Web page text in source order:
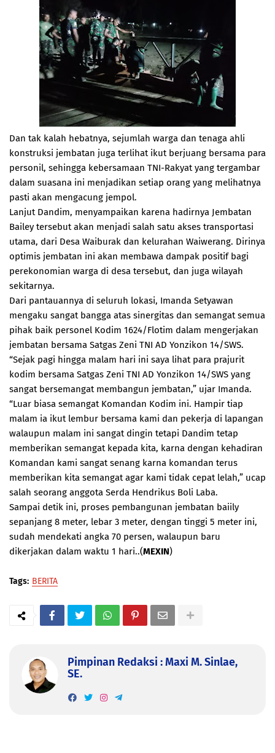
Dan tak kalah hebatnya, sejumlah warga dan tenaga ahli
konstruksi jembatan juga terlihat ikut berjuang bersama para
personil, sehingga kebersamaan TNI-Rakyat yang tergambar
dalam suasana ini menjadikan setiap orang yang melihatnya
pasti akan mengacung jempol.
Lanjut Dandim, menyampaikan karena hadirnya Jembatan
Bailey tersebut akan menjadi salah satu akses transportasi
utama, dari Desa Waiburak dan kelurahan Waiwerang. Dirinya
optimis jembatan ini akan membawa dampak positif bagi
perekonomian warga di desa tersebut, dan juga wilayah
sekitarnya.
Dari pantauannya di seluruh lokasi, Imanda Setyawan
mengaku sangat bangga atas sinergitas dan semangat semua
pihak baik personel Kodim 1624/Flotim dalam mengerjakan
jembatan bersama Satgas Zeni TNI AD Yonzikon 14/SWS.
“Sejak pagi hingga malam hari ini saya lihat para prajurit
kodim bersama Satgas Zeni TNI AD Yonzikon 14/SWS yang
sangat bersemangat membangun jembatan,” ujar Imanda.
“Luar biasa semangat Komandan Kodim ini. Hampir tiap
malam ia ikut lembur bersama kami dan pekerja di lapangan
walaupun malam ini sangat dingin tetapi Dandim tetap
memberikan semangat kepada kita, karna dengan kehadiran
Komandan kami sangat senang karna komandan terus
memberikan kita semangat agar kami tidak cepat lelah,” ucap
salah seorang anggota Serda Hendrikus Boli Laba.
Sampai detik ini, proses pembangunan jembatan baiily
sepanjang 8 meter, lebar 3 meter, dengan tinggi 5 meter ini,
sudah mendekati angka 70 persen, walaupun baru
dikerjakan dalam waktu 1 hari..(MEXIN)
Tags: BERITA
Pimpinan Redaksi : Maxi M. Sinlae,
SE.